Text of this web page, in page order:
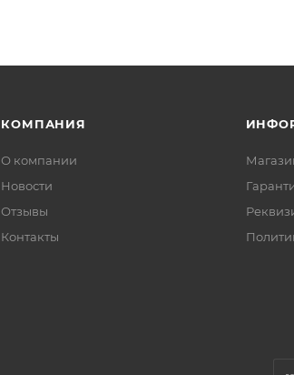
КОМПАНИЯ
О компании
Новости
Отзывы
Контакты